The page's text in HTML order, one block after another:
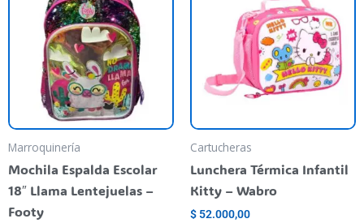
Marroquinería
Mochila Espalda Escolar
18″ Llama Lentejuelas –
Footy
Cartucheras
Lunchera Térmica Infantil
Kitty – Wabro
$ 52.000,00